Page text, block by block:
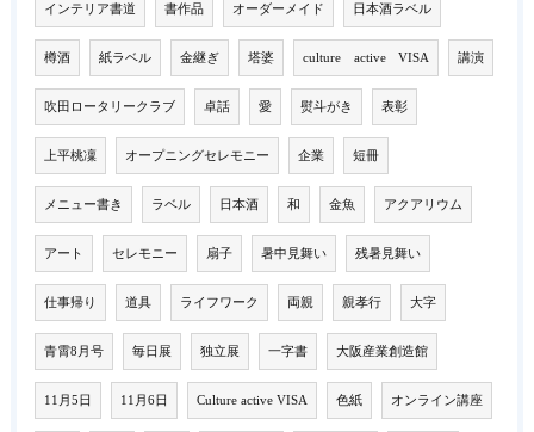
インテリア書道 書作品 オーダーメイド 日本酒ラベル
樽酒 紙ラベル 金継ぎ 塔婆 culture active VISA 講演
吹田ロータリークラブ 卓話 愛 熨斗がき 表彰
上平桃凜 オープニングセレモニー 企業 短冊
メニュー書き ラベル 日本酒 和 金魚 アクアリウム
アート セレモニー 扇子 暑中見舞い 残暑見舞い
仕事帰り 道具 ライフワーク 両親 親孝行 大字
青霄8月号 毎日展 独立展 一字書 大阪産業創造館
11月5日 11月6日 Culture active VISA 色紙 オンライン講座